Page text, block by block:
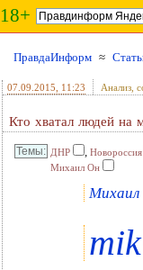
18+
ПравдаИнформ ≈
07.09.2015 , 11:23 Анализ,
Кто хватал людей на
ДНР , Новороссия
Михаил Он
Михаил